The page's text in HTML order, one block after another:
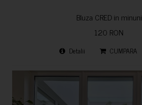
Bluza CRED in minuni
120 RON
Detalii CUMPARA